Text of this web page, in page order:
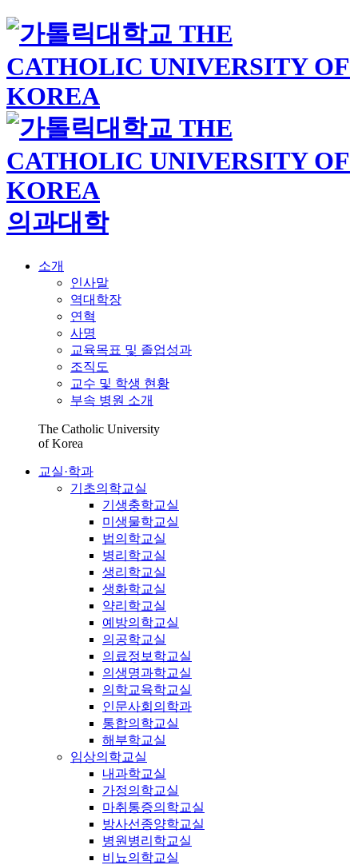
의과대학
소개
인사말
역대학장
연혁
사명
교육목표 및 졸업성과
조직도
교수 및 학생 현황
부속 병원 소개
The Catholic University
of Korea
교실·학과
기초의학교실
기생충학교실
미생물학교실
법의학교실
병리학교실
생리학교실
생화학교실
약리학교실
예방의학교실
의공학교실
의료정보학교실
의생명과학교실
의학교육학교실
인문사회의학과
통합의학교실
해부학교실
임상의학교실
내과학교실
가정의학교실
마취통증의학교실
방사선종양학교실
병원병리학교실
비뇨의학교실